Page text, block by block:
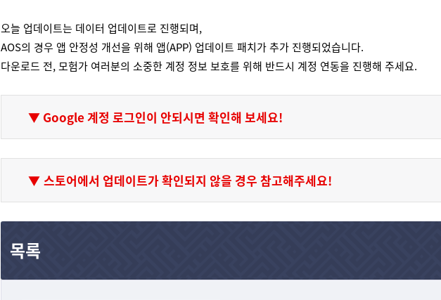
오늘 업데이트는 데이터 업데이트로 진행되며,
AOS의 경우 앱 안정성 개선을 위해 앱(APP) 업데이트 패치가 추가 진행되었습니다.
다운로드 전, 모험가 여러분의 소중한 계정 정보 보호를 위해 반드시 계정 연동을 진행해 주세요.
▼ Google 계정 로그인이 안되시면 확인해 보세요!
▼ 스토어에서 업데이트가 확인되지 않을 경우 참고해주세요!
목록